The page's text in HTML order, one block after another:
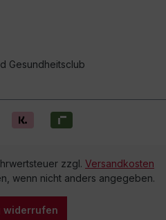
Gesundheitsclub
zzgl. Versandkosten
wenn nicht anders angegeben.
widerrufen